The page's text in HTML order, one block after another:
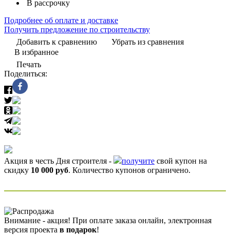
В рассрочку
Подробнее об оплате и доставке
Получить предложение по строительству
Добавить к сравнению
Убрать из сравнения
В избранное
Печать
Поделиться:
Акция в честь Дня строителя - получите свой купон на
скидку 10 000 руб. Количество купонов ограничено.
Внимание - акция! При оплате заказа онлайн, электронная
версия проекта в подарок!